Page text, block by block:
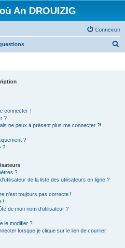
An DROUIZIG
Connexion
connecter !
?
ne peux à présent plus me connecter ?!
?
?
?
de la liste des utilisateurs en ligne ?
n’est toujours pas correcte !
!
de mon nom d’utilisateur ?
le modifier ?
lorsque je clique sur le lien de courrier